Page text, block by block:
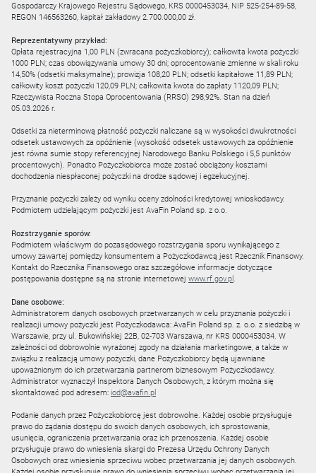
Gospodarczy Krajowego Rejestru Sądowego, KRS 0000453034, NIP 525-254-89-58,
REGON 146563260, kapitał zakładowy 2.700.000,00 zł.
Reprezentatywny przykład:
Opłata rejestracyjna 1,00 PLN (zwracana pożyczkobiorcy); całkowita kwota pożyczki
1000 PLN; czas obowiązywania umowy 30 dni; oprocentowanie zmienne w skali roku
14,50% (odsetki maksymalne); prowizja 108,20 PLN; odsetki kapitałowe 11,89 PLN;
całkowity koszt pożyczki 120,09 PLN; całkowita kwota do zapłaty 1120,09 PLN;
Rzeczywista Roczna Stopa Oprocentowania (RRSO) 298,92%. Stan na dzień
05.03.2026 r.
Odsetki za nieterminową płatność pożyczki naliczane są w wysokości dwukrotności
odsetek ustawowych za opóźnienie (wysokość odsetek ustawowych za opóźnienie
jest równa sumie stopy referencyjnej Narodowego Banku Polskiego i 5,5 punktów
procentowych). Ponadto Pożyczkobiorca może zostać obciążony kosztami
dochodzenia niespłaconej pożyczki na drodze sądowej i egzekucyjnej.
Przyznanie pożyczki zależy od wyniku oceny zdolności kredytowej wnioskodawcy.
Podmiotem udzielającym pożyczki jest AvaFin Poland sp. z o.o.
Rozstrzyganie sporów:
Podmiotem właściwym do pozasądowego rozstrzygania sporu wynikającego z
umowy zawartej pomiędzy konsumentem a Pożyczkodawcą jest Rzecznik Finansowy.
Kontakt do Rzecznika Finansowego oraz szczegółowe informacje dotyczące
postępowania dostępne są na stronie internetowej www.rf.gov.pl
Dane osobowe:
Administratorem danych osobowych przetwarzanych w celu przyznania pożyczki i
realizacji umowy pożyczki jest Pożyczkodawca: AvaFin Poland sp. z. o.o. z siedzibą w
Warszawie, przy ul. Bukowińskiej 22B, 02-703 Warszawa, nr KRS 0000453034. W
zależności od dobrowolnie wyrażonej zgody na działania marketingowe, a także w
związku z realizacją umowy pożyczki, dane Pożyczkobiorcy będą ujawniane
upoważnionym do ich przetwarzania partnerom biznesowym Pożyczkodawcy.
Administrator wyznaczył Inspektora Danych Osobowych, z którym można się
skontaktować pod adresem: iod@avafin.pl
Podanie danych przez Pożyczkobiorcę jest dobrowolne. Każdej osobie przysługuje
prawo do żądania dostępu do swoich danych osobowych, ich sprostowania,
usunięcia, ograniczenia przetwarzania oraz ich przenoszenia. Każdej osobie
przysługuje prawo do wniesienia skargi do Prezesa Urzędu Ochrony Danych
Osobowych oraz wniesienia sprzeciwu wobec przetwarzania jej danych osobowych.